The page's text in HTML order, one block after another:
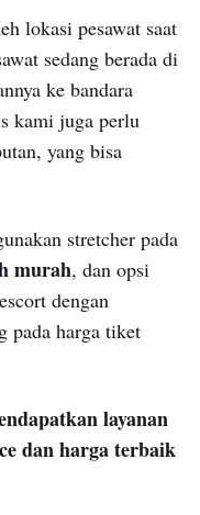
lokasi pesawat saat
sedang berada di
ke bandara
kami juga perlu
yang bisa
stretcher pada
murah, dan opsi
dengan
pada harga tiket
layanan
dan harga terbaik